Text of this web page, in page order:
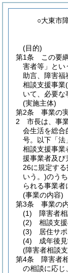
○大東市
(目的)
第1条
この要
害者等」とい
助言、障害
相談支援事業
いて、必要な
(実施主体)
第2条
事業の
2
市長は、事
会生活を総合
号。以下「法
相談支援事業
援事業者及び
26に規定す
いう。)のう
られる事業者
(事業の内容)
第3条
事業の
(1)
障害者
(2)
相談支
(3)
居住サ
(4)
成年後
(障害者相談
第4条
障害者
の相談に応じ